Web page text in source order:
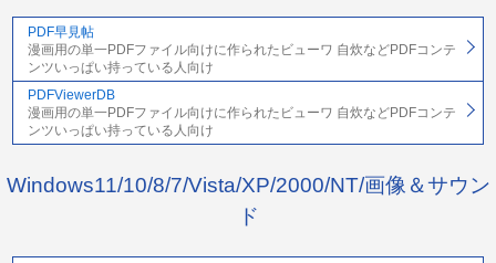
PDF早見帖
漫画用の単一PDFファイル向けに作られたビューワ 自炊などPDFコンテ
ンツいっぱい持っている人向け
PDFViewerDB
漫画用の単一PDFファイル向けに作られたビューワ 自炊などPDFコンテ
ンツいっぱい持っている人向け
Windows11/10/8/7/Vista/XP/2000/NT/画像＆サウン
ド